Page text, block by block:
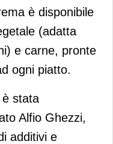
è disponibile
(adatta
e carne, pronte
ogni piatto.
è stata
Alfio Ghezzi,
additivi e